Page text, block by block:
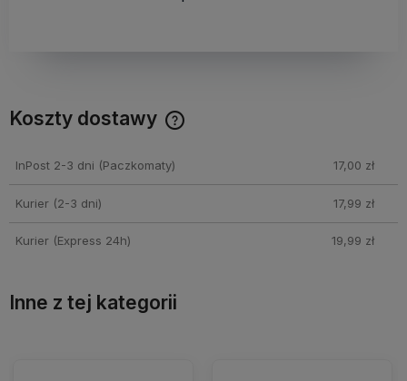
Koszty dostawy
InPost 2-3 dni (Paczkomaty) 17,00 zł
Kurier (2-3 dni) 17,99 zł
Kurier (Express 24h) 19,99 zł
Inne z tej kategorii